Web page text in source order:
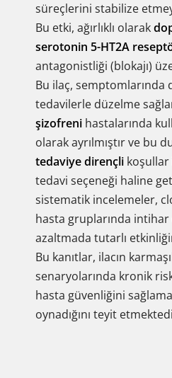
süreçlerini stabilize
Bu etki, ağırlıklı olarak
serotonin 5-HT2A
antagonistliği (blokajı)
Bu ilaç,
tedavilerle düzelme
şizofreni hastalarında
olarak ayrılmıştır ve bu
tedaviye dirençli
tedavi seçeneği haline
sistematik incelemeler,
hasta gruplarında intihar
azaltmada tutarlı
Bu kanıtlar, ilacın
senaryolarında kronik
hasta güvenliğini
oynadığını teyit